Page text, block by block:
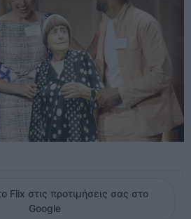
Flix στις προτιμήσεις σας στο
Google